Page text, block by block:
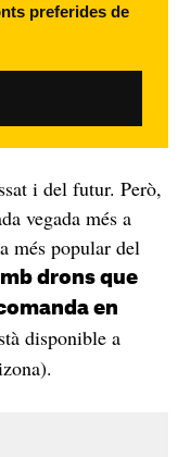
preferides de
i del futur. Però,
vegada més a
més popular del
drons que
en
disponible a